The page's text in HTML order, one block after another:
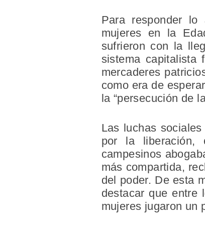
Para responder
mujeres en la
sufrieron con la
sistema capitalista
mercaderes
como era de
la “persecución de
Las luchas
por la liberación,
campesinos
más compartida,
del poder. De esta
destacar que entre
mujeres jugaron un